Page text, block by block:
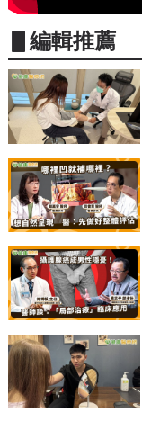
▋編輯推薦